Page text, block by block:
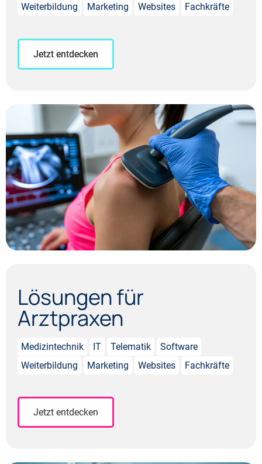
Weiterbildung
Marketing Websites Fachkräfte
Jetzt entdecken
Lösungen für
Arzt­praxen
Medizintechnik IT Telematik
Software
Weiterbildung
Marketing Websites Fachkräfte
Jetzt entdecken